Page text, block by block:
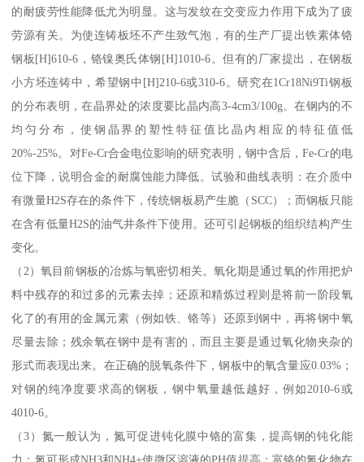
的耐疲劳性能降低尤为明显。这与发纹在交变应力作用下成为了疲
劳源有关。为使连铸板坯不产生致气泡，有的生产厂提出铁素体铬
钢板[H]610-6，铬镍奥氏体钢[H]1010-6。但有的厂家提出，在钢板
小方坯连铸中，希望钢中[H]210-6或310-6。研究在1Cr18Ni9Ti钢板
的分布表明，在晶界处的浓度要比晶内高3-4cm3/100g。在钢内的不
均匀分布，使钢晶界的塑性特征值比晶内相应的特征值低
20%-25%。对Fe-Cr合金电位影响的研究表明，钢中含后，Fe-Cr的电
位下降，说明合金的耐腐蚀能力降低。试验和曲线表明：在介质中
有微量H2S存在的条件下，传统钢板易产生脆（SCC）；而钢板只能
在含有低量H2S的油气井条件下使用。还可引起钢板的组织结构产生
变化。
（2）氧目前钢板的冶炼与氧密切相关。氧化期是通过氧的作用把炉
料中残存的和过多的元素去掉；还原和精炼过程则是将前一阶段氧
化了的有用的金属元素（例如铁、铬等）还原到钢中，再将钢中氧
尽量去除；残余氧在钢中是有害的，而且主要是通过氧化物夹杂的
形式而表现出来。在正确的脱氧条件下，钢板中的氧含量应0.03%；
对钢的纯净度要求高的钢板，钢中氧量越低越好，例如2010-6或
4010-6。
（3）氮一般认为，氮可促进钝化膜中铬的富集，提高钢的钝化能
力；氮可形成NH3和NH4+使微区溶液的PH值提高；富铬的氮化物在